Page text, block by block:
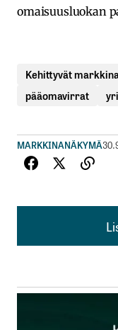
omaisuusluokan
Kehittyvät
pääomavirrat
MARKKINANÄKYMÄ